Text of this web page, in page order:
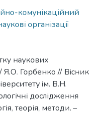
комунікаційний
організації
наукових
/ Я.О. Горбенко // Вiсник
iм. В.Н.
дослідження
теорія, методи. –